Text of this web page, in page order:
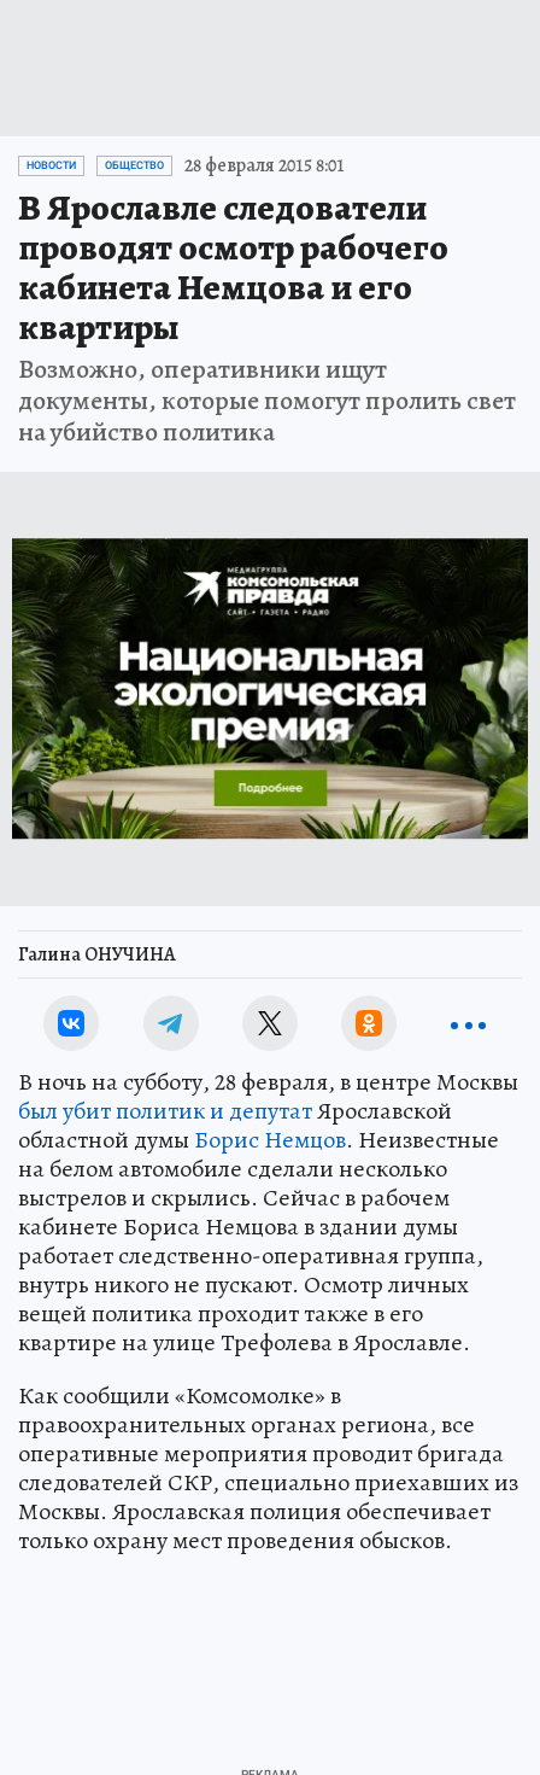
НОВОСТИ ОБЩЕСТВО 28 февраля 2015 8:01
В Ярославле следователи
проводят осмотр рабочего
кабинета Немцова и его
квартиры
Возможно, оперативники ищут
документы, которые помогут пролить свет
на убийство политика
Галина ОНУЧИНА
В ночь на субботу, 28 февраля, в центре Москвы
был убит политик и депутатЯрославской
областной думы Борис Немцов. Неизвестные
на белом автомобиле сделали несколько
выстрелов и скрылись. Сейчас в рабочем
кабинете Бориса Немцова в здании думы
работает следственно-оперативная группа,
внутрь никого не пускают. Осмотр личных
вещей политика проходит также в его
квартире на улице Трефолева в Ярославле.
Как сообщили «Комсомолке» в
правоохранительных органах региона, все
оперативные мероприятия проводит бригада
следователей СКР, специально приехавших из
Москвы. Ярославская полиция обеспечивает
только охрану мест проведения обысков.